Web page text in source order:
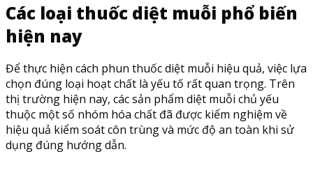
Các loại thuốc diệt muỗi phổ biến
hiện nay
Để thực hiện cách phun thuốc diệt muỗi hiệu quả, việc lựa
chọn đúng loại hoạt chất là yếu tố rất quan trọng. Trên
thị trường hiện nay, các sản phẩm diệt muỗi chủ yếu
thuộc một số nhóm hóa chất đã được kiểm nghiệm về
hiệu quả kiểm soát côn trùng và mức độ an toàn khi sử
dụng đúng hướng dẫn.